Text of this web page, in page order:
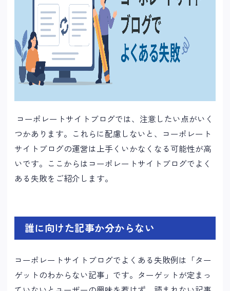
コーポレートサイトブログでは、注意したい点がいく
つかあります。これらに配慮しないと、コーポレート
サイトブログの運営は上手くいかなくなる可能性が高
いです。ここからはコーポレートサイトブログでよく
ある失敗をご紹介します。
誰に向けた記事か分からない
コーポレートサイトブログでよくある失敗例は「ター
ゲットのわからない記事」です。ターゲットが定まっ